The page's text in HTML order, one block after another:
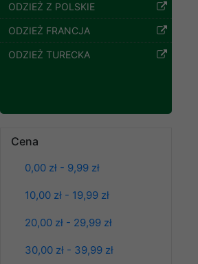
ODZIEŻ Z POLSKIE
ODZIEŻ FRANCJA
ODZIEŻ TURECKA
Cena
0,00 zł - 9,99 zł
10,00 zł - 19,99 zł
20,00 zł - 29,99 zł
30,00 zł - 39,99 zł
Kolor Paczka 10 szt
szczegóły